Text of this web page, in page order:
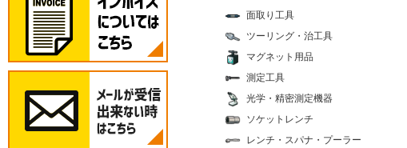
面取り工具
ツーリング・治工具
マグネット用品
測定工具
光学・精密測定機器
ソケットレンチ
レンチ・スパナ・プーラー